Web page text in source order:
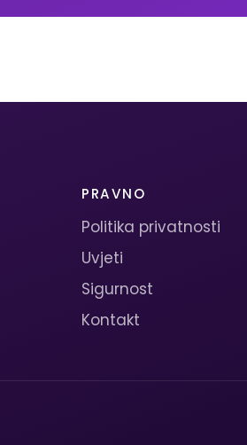
PRAVNO
Politika privatnosti
Uvjeti
Sigurnost
Kontakt